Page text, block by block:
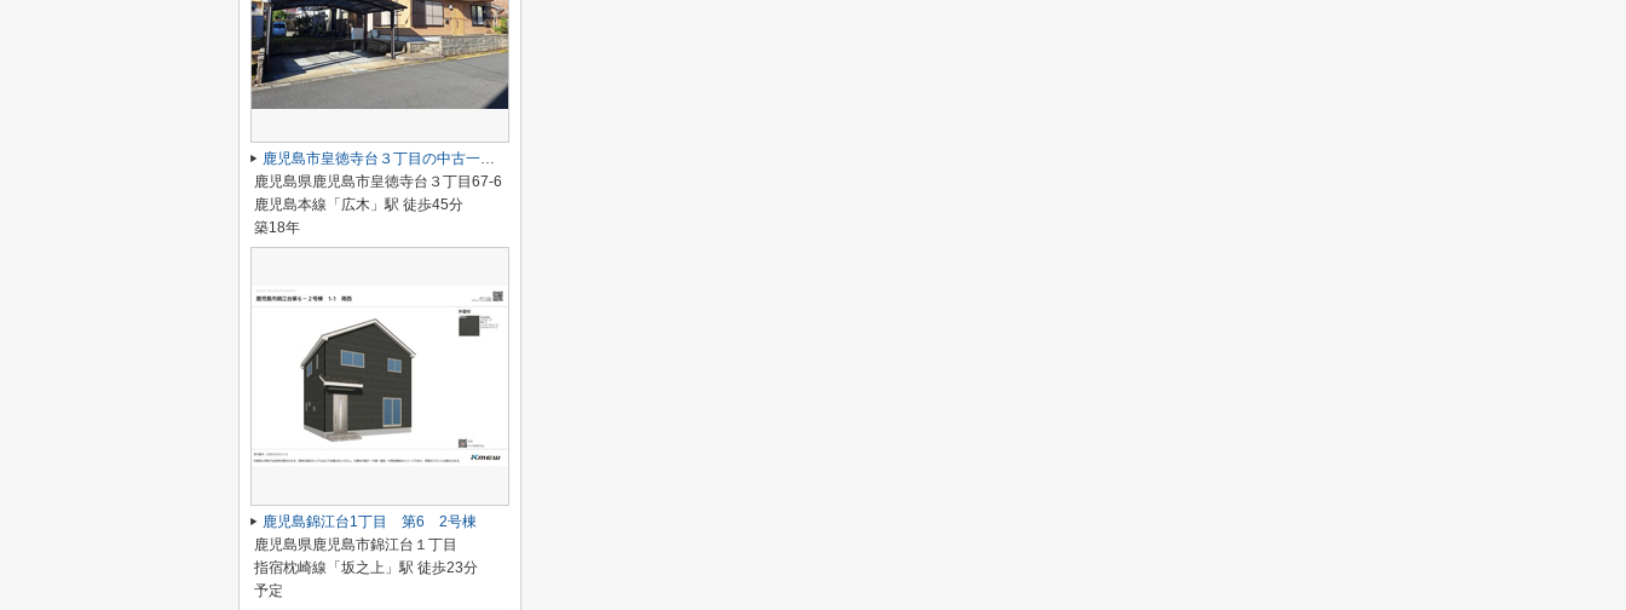
鹿児島市皇徳寺台３丁目の中古一戸建
鹿児島県鹿児島市皇徳寺台３丁目67-6
鹿児島本線「広木」駅 徒歩45分
築18年
鹿児島錦江台1丁目 第6 2号棟
鹿児島県鹿児島市錦江台１丁目
指宿枕崎線「坂之上」駅 徒歩23分
予定